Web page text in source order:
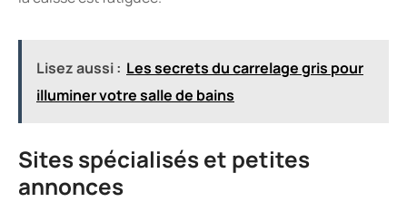
Lisez aussi : Les secrets du carrelage gris pour
illuminer votre salle de bains
Sites spécialisés et petites
annonces